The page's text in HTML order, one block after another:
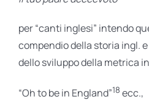
per “canti inglesi” intendo
compendio della storia ingl.
dello sviluppo della metrica
“Oh to be in England”18 ecc.,